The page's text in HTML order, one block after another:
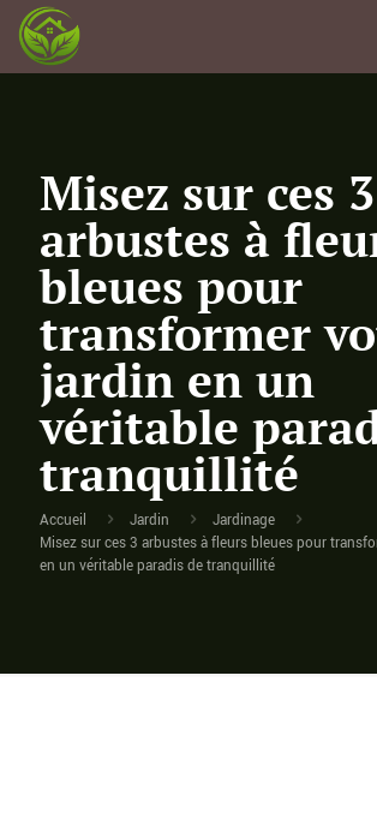
Misez sur ces 3
arbustes à
bleues pour
transformer
jardin en un
véritable
tranquillité
Accueil Jardin
Jardinage
Misez sur ces 3 arbustes à fleurs bleues pour
en un véritable paradis de tranquillité